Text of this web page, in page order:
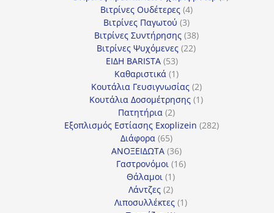
Βιτρίνες Ουδέτερες 44
προϊόντα
Βιτρίνες Παγωτού 33
προϊόντα
Βιτρίνες Συντήρησης 3838
προϊόντα
Βιτρίνες Ψυχόμενες 2222
ΕΙΔΗ BARISTA 5353
προϊόντα
Καθαριστικά 11
προϊόν
Κουτάλια Γευσιγνωσίας 22
προϊόντα
Κουτάλια Δοσομέτρησης 11
Πατητήρια 22
προϊόντα
Εξοπλισμός Εστίασης Exoplizein 282282
Διάφορα 6565
προϊόντα
ΑΝΟΞΕΙΔΩΤΑ 3636
προϊόντα
Γαστρονόμοι 1616
Θάλαμοι 11
προϊόν
Λάντζες 22
προϊόντα
Λιποσυλλέκτες 11